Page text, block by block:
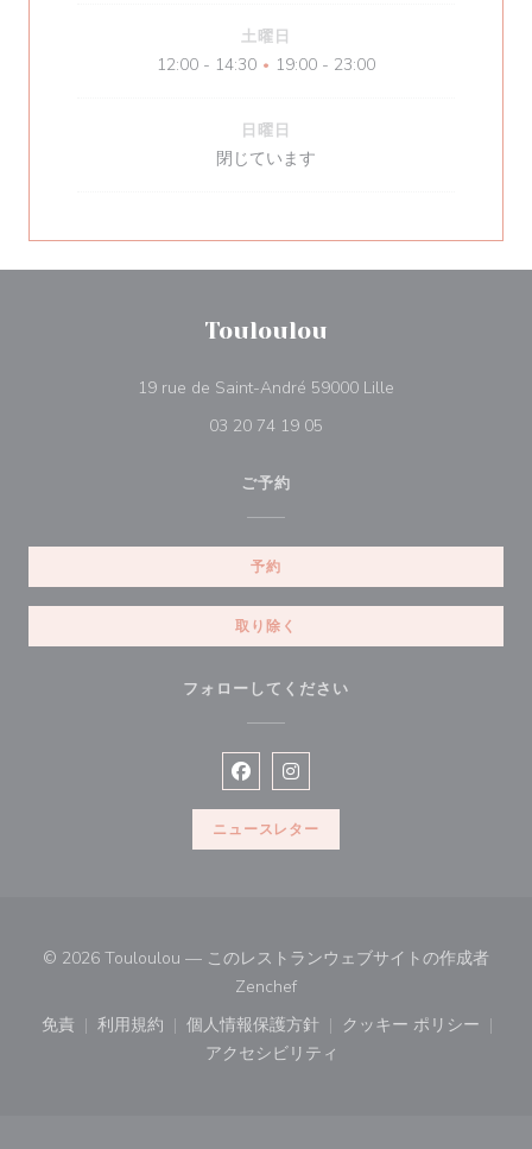
土曜日
12:00 - 14:30 • 19:00 - 23:00
日曜日
閉じています
Touloulou
19 rue de Saint-André 59000 Lille
03 20 74 19 05
ご予約
予約
取り除く
フォローしてください
Facebook ((新しいウィンドウで
Instagram ((新しいウィンド
ニュースレター
© 2026 Touloulou — このレストランウェブサイトの作成者
Zenchef((新しいウィンドウで開きます))
免責
((新しいウィンドウで開きます))
利用規約
((新しいウィンドウで開きます))
個人情報保護方針
((新しいウィンドウで開きます))
クッキー ポリシー
((新しいウィ
アクセシビリティ
((新しいウィンドウで開きます))